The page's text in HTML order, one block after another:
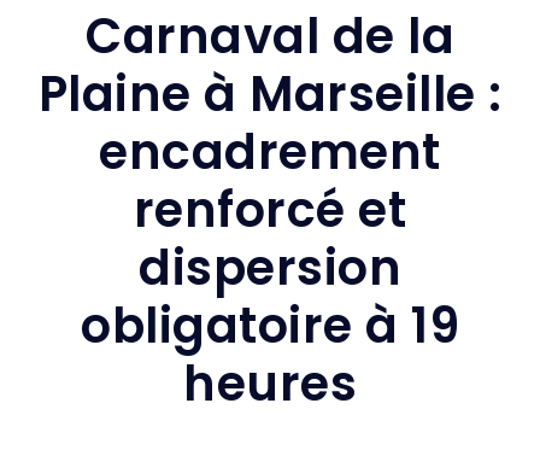
Carnaval de la
Plaine à Marseille :
encadrement
renforcé et
dispersion
obligatoire à 19
heures